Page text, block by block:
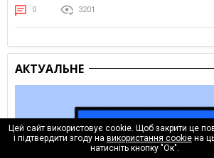
0 3201
АКТУАЛЬНЕ
Цей сайт використовує cookie. Щоб закрити це
і підтвердити згоду на використання cookieна
натисніть кнопку "Ок".